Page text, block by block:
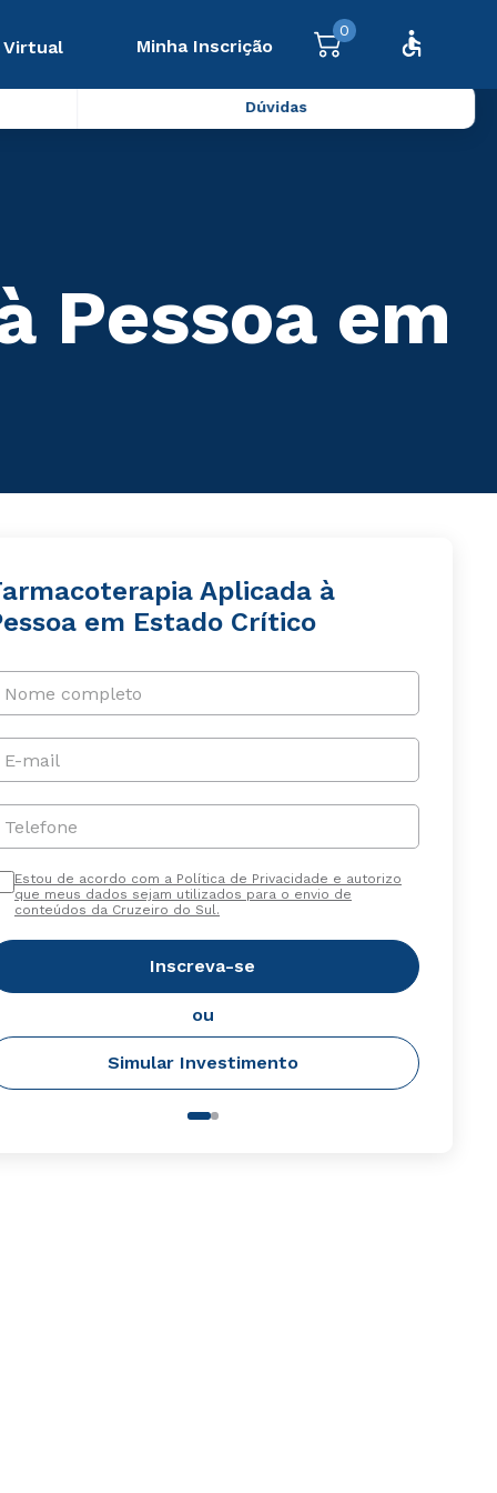
Virtual Minha Inscrição
0
Dúvidas
Pessoa em
Aplicada à
em Estado Crítico
Nome completo
E-mail
Telefone
Estou de acordo com a Política de Privacidade e autorizo
que meus dados sejam utilizados para o envio de
conteúdos da Cruzeiro do Sul.
Inscreva-se
ou
Simular Investimento